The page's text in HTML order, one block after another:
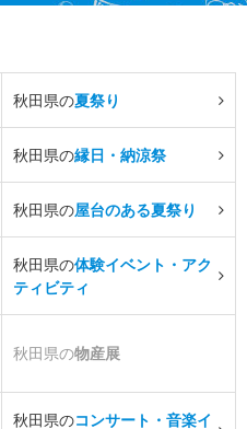
秋田県の夏祭り
秋田県の縁日・納涼祭
秋田県の屋台のある夏祭り
秋田県の体験イベント・アク
ティビティ
秋田県の物産展
秋田県のコンサート・音楽イ